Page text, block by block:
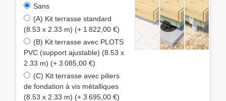
Sans
(A) Kit terrasse standard
(8.53 x 2.33 m) (+ 1 822,00 €)
(B) Kit terrasse avec PLOTS
PVC (support ajustable) (8.53 x
2.33 m) (+ 3 085,00 €)
(C) Kit terrasse avec piliers
de fondation à vis métalliques
(8.53 x 2.33 m) (+ 3 695,00 €)